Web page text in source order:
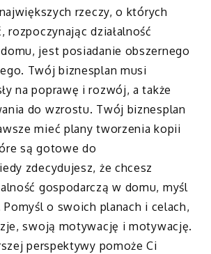
rzeczy, o których
rozpoczynając działalność
jest posiadanie obszernego
Twój biznesplan musi
na poprawę i rozwój, a także
do wzrostu. Twój biznesplan
mieć plany tworzenia kopii
są gotowe do
zdecydujesz, że chcesz
gospodarczą w domu, myśl
o swoich planach i celach,
swoją motywację i motywację.
perspektywy pomoże Ci